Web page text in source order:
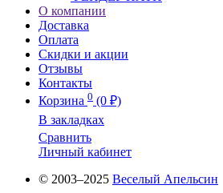
О компании
Доставка
Оплата
Скидки и акции
Отзывы
Контакты
Корзина 0 (0 ₽)
В закладках
Сравнить
Личный кабинет
© 2003–2025 Веселый Апельсин